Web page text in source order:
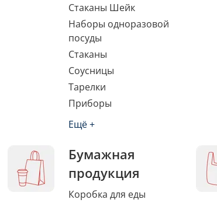
Стаканы Шейк
Наборы одноразовой
посуды
Стаканы
Соусницы
Тарелки
Приборы
Ещё +
Бумажная
продукция
Коробка для еды